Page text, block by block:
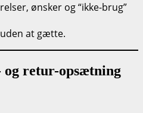
ønsker og “ikke-brug”
at gætte.
retur-opsætning